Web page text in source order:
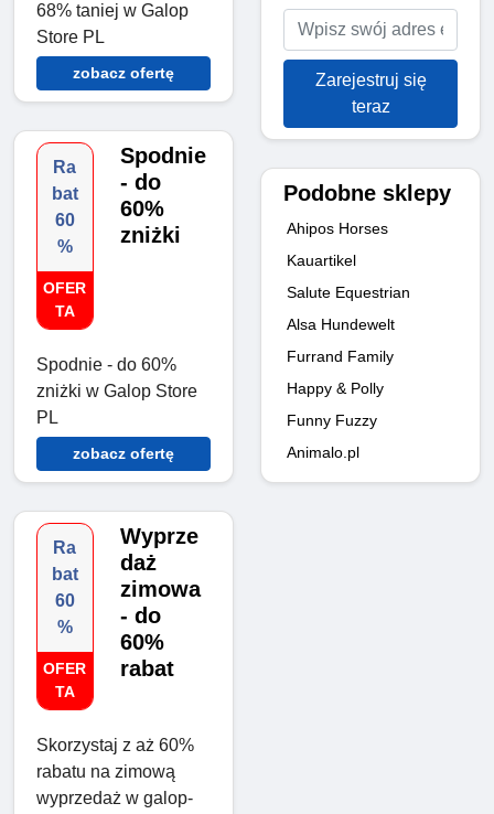
68% taniej w Galop
Store PL
zobacz ofertę
Ra
bat
60
%
OFER
TA
Spodnie
- do
60%
zniżki
Spodnie - do 60%
zniżki w Galop Store
PL
zobacz ofertę
Ra
bat
60
%
OFER
TA
Wyprze
daż
zimowa
- do
60%
rabat
Skorzystaj z aż 60%
rabatu na zimową
wyprzedaż w galop-
Zarejestruj się
teraz
Podobne sklepy
Ahipos Horses
Kauartikel
Salute Equestrian
Alsa Hundewelt
Furrand Family
Happy & Polly
Funny Fuzzy
Animalo.pl